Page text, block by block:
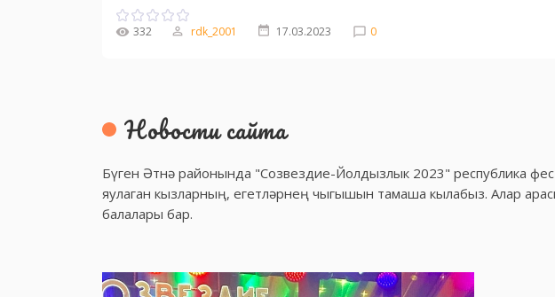
332 rdk_2001 17.03.2023 0
Новости сайта
Бүген Әтнә районында "Созвездие-Йолдызлык 2023" республика
яулаган кызларның, егетләрнең чыгышын тамаша кылабыз. Алар
балалары бар.